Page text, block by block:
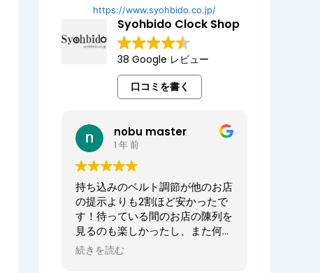
https://www.syohbido.co.jp/
Syohbido Clock Shop
38 Google レビュー
口コミを書く
nobu master
1 年 前
持ち込みのベルト調節が他のお店
の提示よりも2割ほど安かったで
す！待っている間のお店の陳列を
見るのも楽しかったし、また何か
あればお願いしたいお店でした。
続きを読む